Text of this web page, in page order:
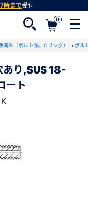
時まで受付
0
済み（ボルト類、Oリング） ボル
あり,SUS 18-
ート
ンロード
ードをします。
18-
い方
ご利用いただけ